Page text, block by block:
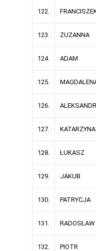
122.
123. ZUZANNA
124. ADAM
125.
126.
127. KATARZYNA
128. ŁUKASZ
129. JAKUB
130. PATRYCJA
131. RADOSŁAW
132. PIOTR